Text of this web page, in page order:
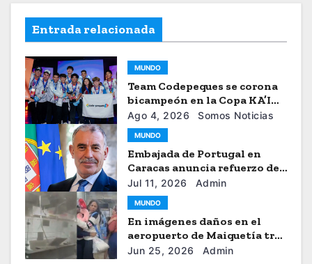
Entrada relacionada
MUNDO
Team Codepeques se corona
bicampeón en la Copa KA’I
2026
Ago 4, 2026 Somos Noticias
MUNDO
Embajada de Portugal en
Caracas anuncia refuerzo de
ayuda humanitaria
Jul 11, 2026 Admin
MUNDO
En imágenes daños en el
aeropuerto de Maiquetía tras
los sismos
Jun 25, 2026 Admin